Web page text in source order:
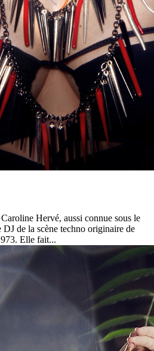
Hervé, aussi connue sous le
de la scène techno originaire de
Elle fait...